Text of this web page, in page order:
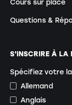
Cours sur place
Questions &
S'INSCRIRE À LA
Spécifiez votre
Allemand
Anglais